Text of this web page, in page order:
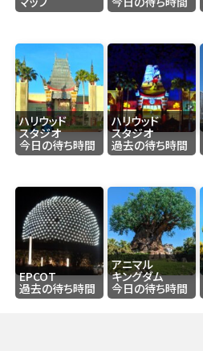
ハリウッド
スタジオ
今日の待ち時間
ハリウッド
スタジオ
過去の待ち時間
EPCOT
過去の待ち時間
アニマル
キングダム
今日の待ち時間